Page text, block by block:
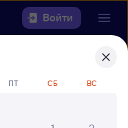
Войти
ПТ СБ ВС